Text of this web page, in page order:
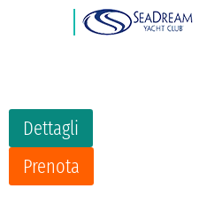
Dettagli
Prenota